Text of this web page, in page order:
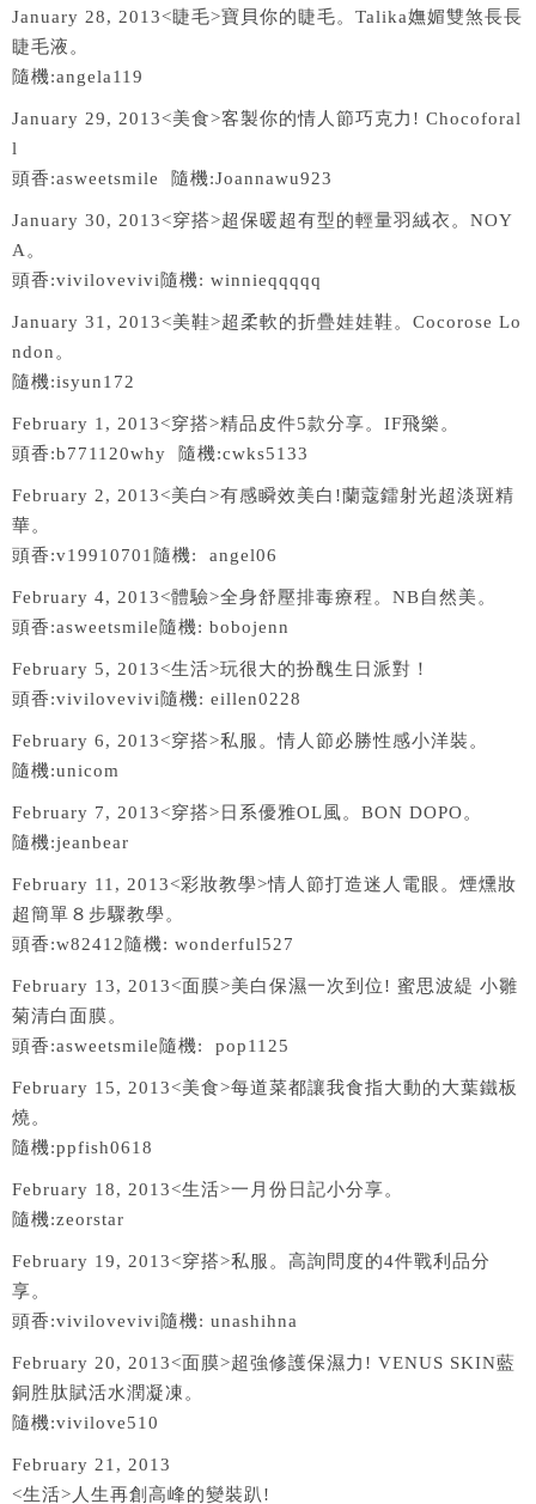
January 28, 2013<睫毛>寶貝你的睫毛。Talika嫵媚雙煞長長
睫毛液。
隨機:angela119
January 29, 2013<美食>客製你的情人節巧克力! Chocoforal
l
頭香:asweetsmile 隨機:Joannawu923
January 30, 2013<穿搭>超保暖超有型的輕量羽絨衣。NOY
A。
頭香:vivilovevivi隨機: winnieqqqqq
January 31, 2013<美鞋>超柔軟的折疊娃娃鞋。Cocorose Lo
ndon。
隨機:isyun172
February 1, 2013<穿搭>精品皮件5款分享。IF飛樂。
頭香:b771120why 隨機:cwks5133
February 2, 2013<美白>有感瞬效美白!蘭蔻鐳射光超淡斑精
華。
頭香:v19910701隨機: angel06
February 4, 2013<體驗>全身舒壓排毒療程。NB自然美。
頭香:asweetsmile隨機: bobojenn
February 5, 2013<生活>玩很大的扮醜生日派對！
頭香:vivilovevivi隨機: eillen0228
February 6, 2013<穿搭>私服。情人節必勝性感小洋裝。
隨機:unicom
February 7, 2013<穿搭>日系優雅OL風。BON DOPO。
隨機:jeanbear
February 11, 2013<彩妝教學>情人節打造迷人電眼。煙燻妝
超簡單８步驟教學。
頭香:w82412隨機: wonderful527
February 13, 2013<面膜>美白保濕一次到位! 蜜思波緹 小雛
菊清白面膜。
頭香:asweetsmile隨機: pop1125
February 15, 2013<美食>每道菜都讓我食指大動的大葉鐵板
燒。
隨機:ppfish0618
February 18, 2013<生活>一月份日記小分享。
隨機:zeorstar
February 19, 2013<穿搭>私服。高詢問度的4件戰利品分
享。
頭香:vivilovevivi隨機: unashihna
February 20, 2013<面膜>超強修護保濕力! VENUS SKIN藍
銅胜肽賦活水潤凝凍。
隨機:vivilove510
February 21, 2013
<生活>人生再創高峰的變裝趴!